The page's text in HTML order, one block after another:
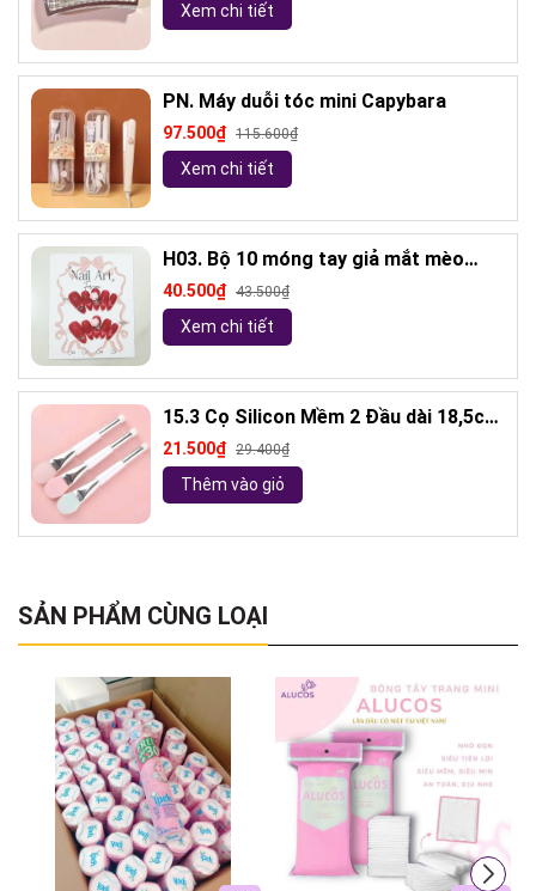
Xem chi tiết
PN. Máy duỗi tóc mini Capybara
97.500₫ 115.600₫
Xem chi tiết
H03. Bộ 10 móng tay giả mắt mèo
kèm keo và giũa móng (ngẫu nhiên)
40.500₫ 43.500₫
Xem chi tiết
15.3 Cọ Silicon Mềm 2 Đầu dài 18,5cm
( ngẫu nhiên)
21.500₫ 29.400₫
Thêm vào giỏ
SẢN PHẨM CÙNG LOẠI